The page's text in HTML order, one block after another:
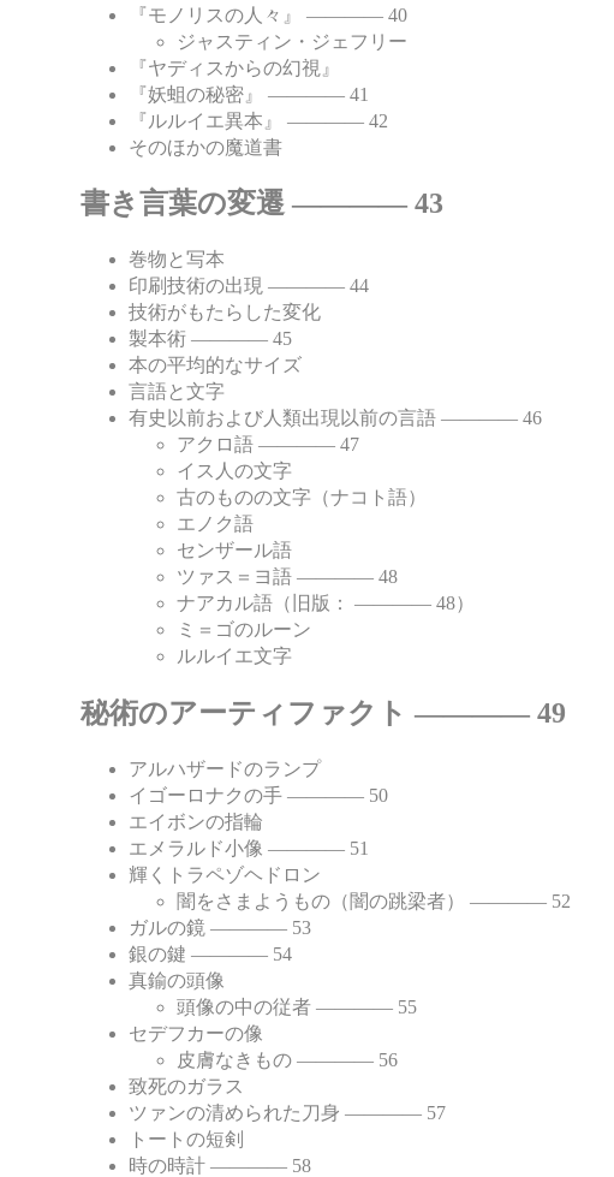
『モノリスの人々』 ―――― 40
ジャスティン・ジェフリー
『ヤディスからの幻視』
『妖蛆の秘密』 ―――― 41
『ルルイエ異本』 ―――― 42
そのほかの魔道書
書き言葉の変遷 ―――― 43
巻物と写本
印刷技術の出現 ―――― 44
技術がもたらした変化
製本術 ―――― 45
本の平均的なサイズ
言語と文字
有史以前および人類出現以前の言語 ―――― 46
アクロ語 ―――― 47
イス人の文字
古のものの文字（ナコト語）
エノク語
センザール語
ツァス＝ヨ語 ―――― 48
ナアカル語（旧版： ―――― 48）
ミ＝ゴのルーン
ルルイエ文字
秘術のアーティファクト ―――― 49
アルハザードのランプ
イゴーロナクの手 ―――― 50
エイボンの指輪
エメラルド小像 ―――― 51
輝くトラペゾヘドロン
闇をさまようもの（闇の跳梁者） ―――― 52
ガルの鏡 ―――― 53
銀の鍵 ―――― 54
真鍮の頭像
頭像の中の従者 ―――― 55
セデフカーの像
皮膚なきもの ―――― 56
致死のガラス
ツァンの清められた刀身 ―――― 57
トートの短剣
時の時計 ―――― 58